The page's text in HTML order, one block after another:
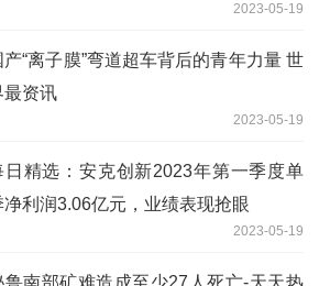
2023-05-19
产“离子膜”弯道超车背后的青年力量 世
最资讯
2023-05-19
日精选：安克创新2023年第一季度单
净利润3.06亿元，业绩表现抢眼
2023-05-19